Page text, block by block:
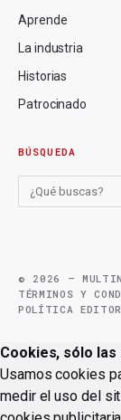
Aprende
La industria
Historias
Patrocinado
BÚSQUEDA
© 2026 —
TÉRMINOS Y
POLÍTICA
Cookies, sólo las
Usamos cookies
medir el uso del